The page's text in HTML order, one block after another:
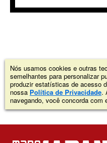
Nós usamos cookies e outras
semelhantes para personalizar
produzir estatísticas de acesso
nossa Política de Privacidade.
navegando, você concorda com